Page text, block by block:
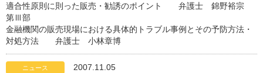
適合性原則に則った販売・勧誘のポイント 弁護士 錦野裕宗
第Ⅲ部
金融機関の販売現場における具体的トラブル事例とその予防方法・
対処方法 弁護士 小林章博
ニュース
2007.11.05